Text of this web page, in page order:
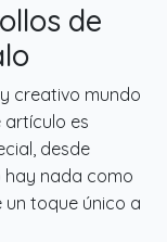
de
creativo mundo
artículo es
desde
hay nada como
toque único a